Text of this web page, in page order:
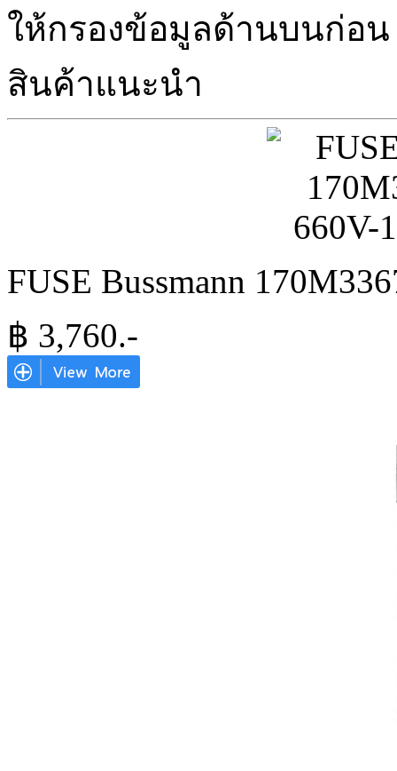
ให้กรองข้อมูลด้านบนก่อน
สินค้าแนะนำ
FUSE Bussmann
฿ 3,760.-